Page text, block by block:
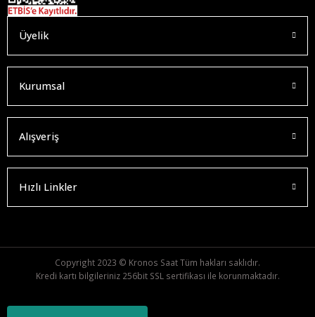
Üyelik
Kurumsal
Alışveriş
Hızlı Linkler
Copyright 2023 © Kronos Saat Tüm hakları saklıdır.
Kredi kartı bilgileriniz 256bit SSL sertifikası ile korunmaktadır.